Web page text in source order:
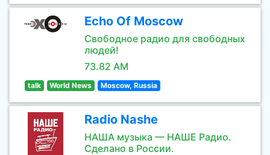
Echo Of Moscow
Свободное радио для свободных
людей!
73.82 AM
talk World News Moscow, Russia
Radio Nashe
НАША музыка — НАШЕ Радио.
Сделано в России.